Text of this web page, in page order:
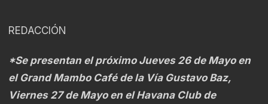
REDACCIÓN
*Se presentan el próximo Jueves 26 de Mayo en
el Grand Mambo Café de la Vía Gustavo Baz,
Viernes 27 de Mayo en el Havana Club de